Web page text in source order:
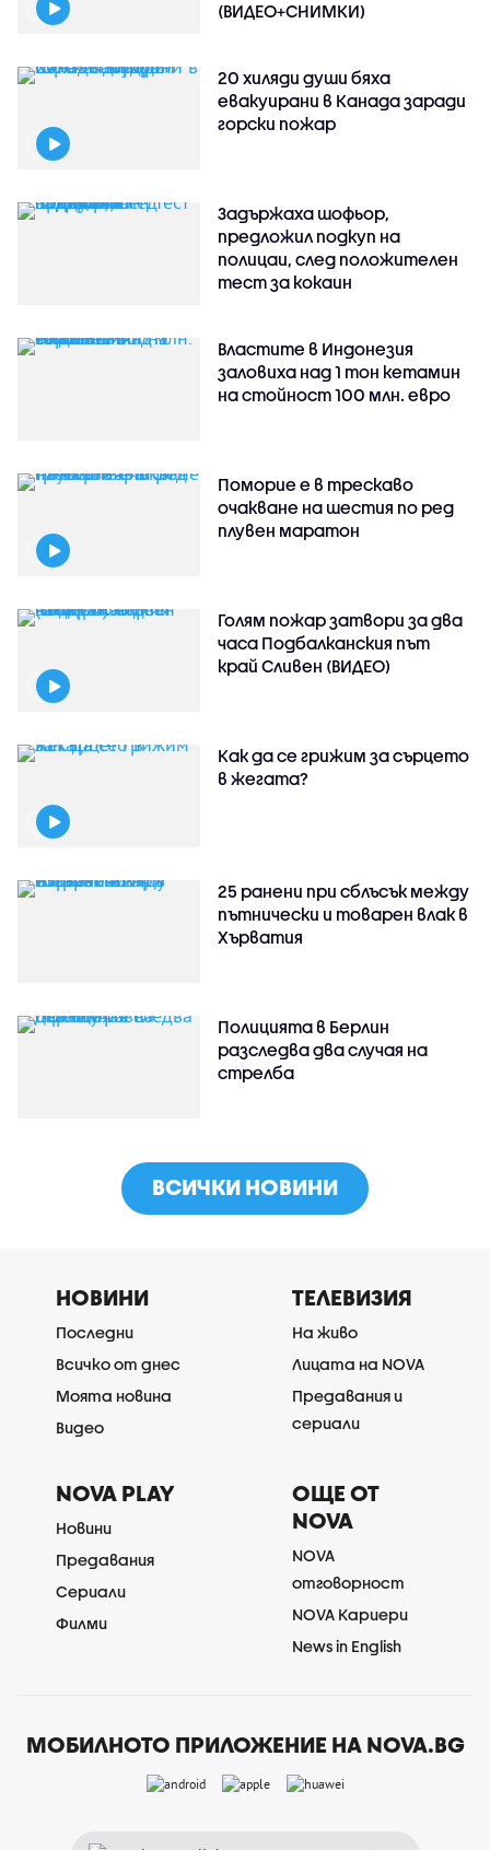
(ВИДЕО+СНИМКИ)
20 хиляди души бяха
евакуирани в Канада заради
горски пожар
Задържаха шофьор,
предложил подкуп на
полицаи, след положителен
тест за кокаин
Властите в Индонезия
заловиха над 1 тон кетамин
на стойност 100 млн. евро
Поморие е в трескаво
очакване на шестия по ред
плувен маратон
Голям пожар затвори за два
часа Подбалканския път
край Сливен (ВИДЕО)
Как да се грижим за сърцето
в жегата?
25 ранени при сблъсък между
пътнически и товарен влак в
Хърватия
Полицията в Берлин
разследва два случая на
стрелба
ВСИЧКИ НОВИНИ
НОВИНИ
Последни
Всичко от днес
Моята новина
Видео
ТЕЛЕВИЗИЯ
На живо
Лицата на NOVA
Предавания и
сериали
NOVA PLAY
Новини
Предавания
Сериали
Филми
ОЩЕ ОТ
NOVA
NOVA
отговорност
NOVA Кариери
News in English
МОБИЛНОТО ПРИЛОЖЕНИЕ НА NOVA.BG